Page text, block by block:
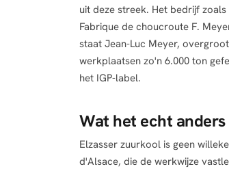
uit deze streek. Het bedrijf
Fabrique de choucroute F.
staat Jean-Luc Meyer,
werkplaatsen zo'n 6.000 ton
het IGP-label.
Wat het echt
Elzasser zuurkool is geen
d'Alsace, die de werkwijze